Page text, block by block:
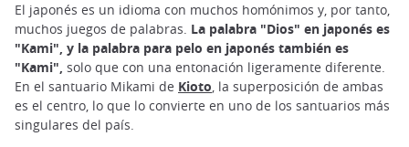
El japonés es un idioma con muchos homónimos y, por tanto,
muchos juegos de palabras. La palabra "Dios" en japonés es
"Kami", y la palabra para pelo en japonés también es
"Kami", solo que con una entonación ligeramente diferente.
En el santuario Mikami de Kioto, la superposición de ambas
es el centro, lo que lo convierte en uno de los santuarios más
singulares del país.